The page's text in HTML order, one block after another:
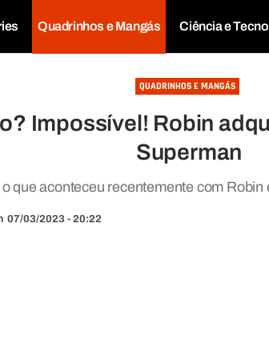
Quadrinhos e Mangás Ciência e
QUADRINHOS E MANGÁS
Impossível! Robin
Superman
o que aconteceu recentemente com Robin
07/03/2023 - 20:22